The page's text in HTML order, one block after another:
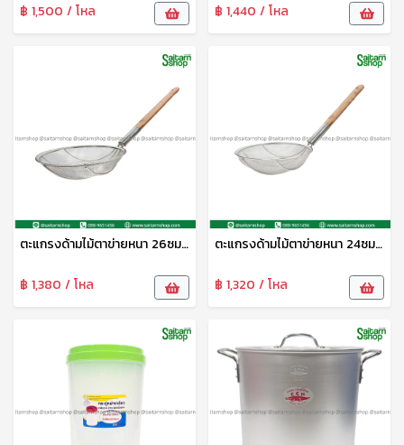
฿ 1,500 / โหล ฿ 1,440 / โหล
ตะแกรงด้ามไม้ตาข่ายหนา 26ซม. CYS
฿ 1,380 / โหล
ตะแกรงด้ามไม้ตาข่ายหนา 24ซม. CYS
฿ 1,320 / โหล